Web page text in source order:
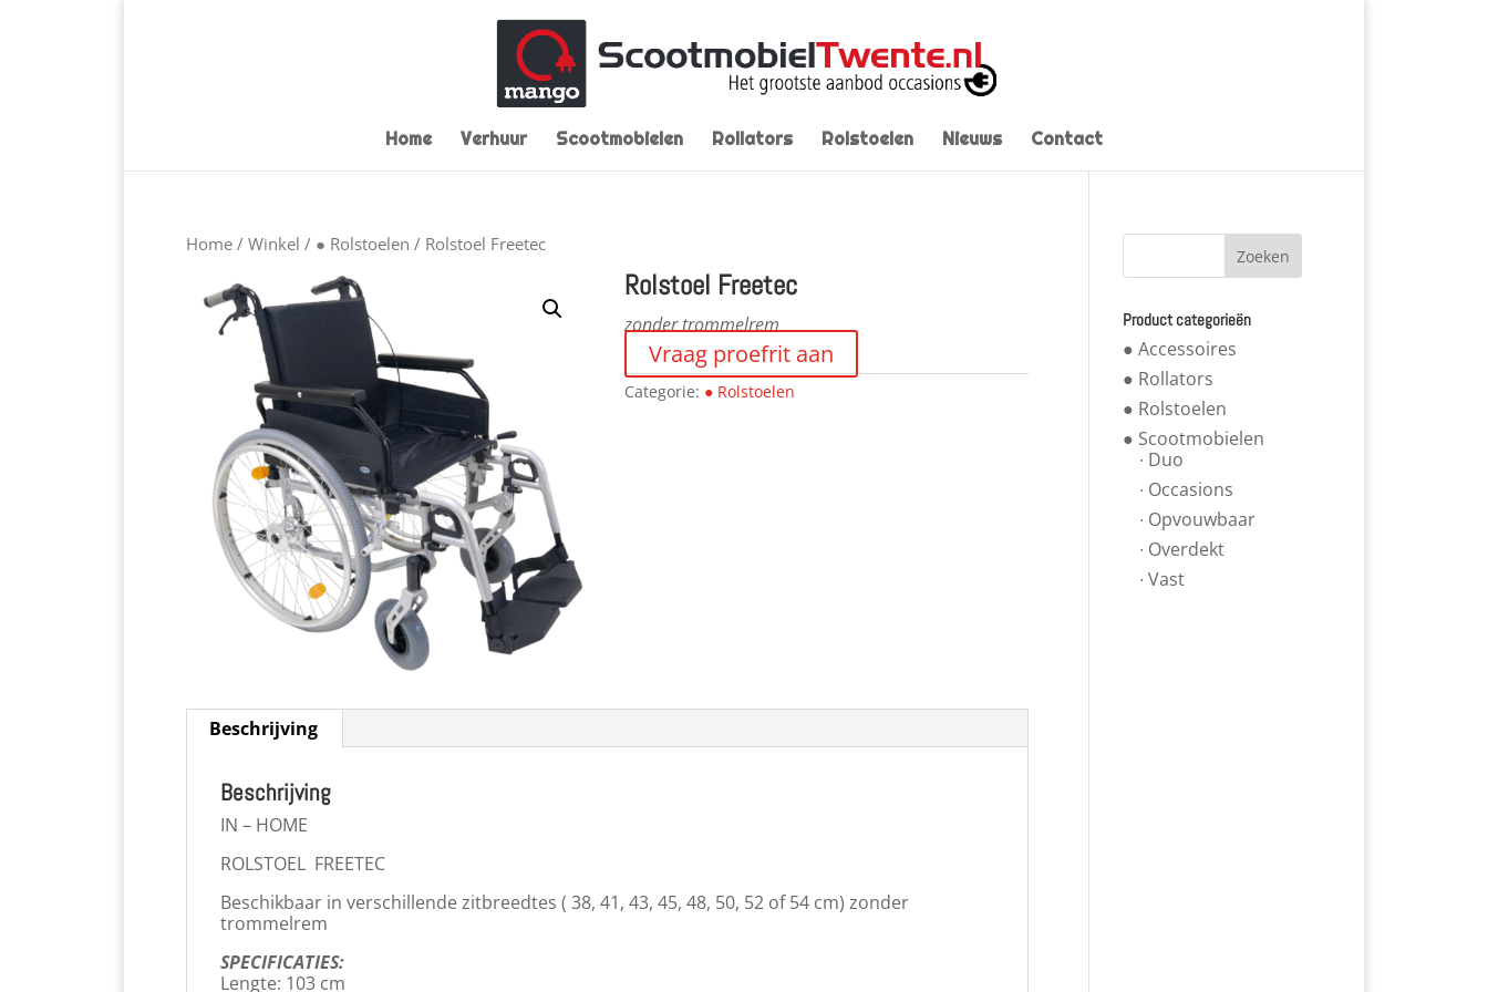
Home Verhuur Scootmobielen Rollators Rolstoelen Nieuws Contact
Home / Winkel / ● Rolstoelen / Rolstoel Freetec
Rolstoel Freetec
zonder trommelrem
Vraag proefrit aan
Categorie: ● Rolstoelen
Beschrijving
Beschrijving
IN – HOME
ROLSTOEL FREETEC
Beschikbaar in verschillende zitbreedtes ( 38, 41, 43, 45, 48, 50, 52 of 54 cm) zonder
trommelrem
SPECIFICATIES:
Lengte: 103 cm
Product categorieën
● Accessoires
● Rollators
● Rolstoelen
● Scootmobielen
∙ Duo
∙ Occasions
∙ Opvouwbaar
∙ Overdekt
∙ Vast